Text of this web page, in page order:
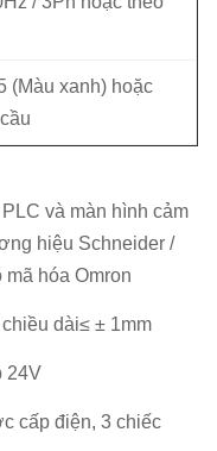
(Màu xanh) hoặc
và màn hình cảm
hiệu Schneider /
hóa Omron
dài≤ ± 1mm
24V
cấp điện, 3 chiếc